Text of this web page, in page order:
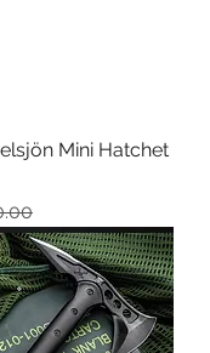
Mini Hatchet